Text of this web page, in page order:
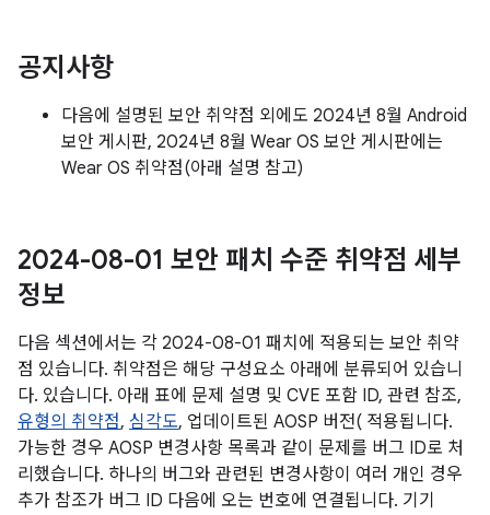
공지사항
다음에 설명된 보안 취약점 외에도 2024년 8월 Android
보안 게시판, 2024년 8월 Wear OS 보안 게시판에는
Wear OS 취약점(아래 설명 참고)
2024-08-01 보안 패치 수준 취약점 세부
정보
다음 섹션에서는 각 2024-08-01 패치에 적용되는 보안 취약
점 있습니다. 취약점은 해당 구성요소 아래에 분류되어 있습니
다. 있습니다. 아래 표에 문제 설명 및 CVE 포함 ID, 관련 참조,
유형의 취약점, 심각도, 업데이트된 AOSP 버전( 적용됩니다.
가능한 경우 AOSP 변경사항 목록과 같이 문제를 버그 ID로 처
리했습니다. 하나의 버그와 관련된 변경사항이 여러 개인 경우
추가 참조가 버그 ID 다음에 오는 번호에 연결됩니다. 기기